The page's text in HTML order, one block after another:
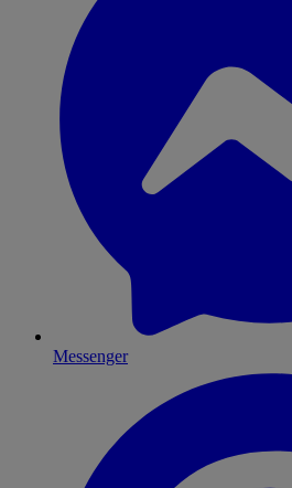
Messenger